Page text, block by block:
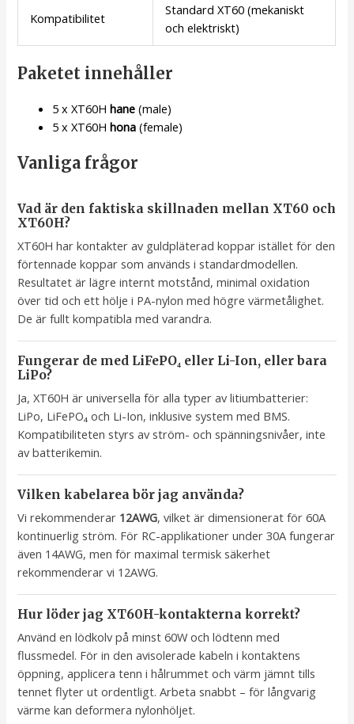
Kompatibilitet
Standard XT60 (mekaniskt
och elektriskt)
Paketet innehåller
5 x XT60Hhane (male)
5 x XT60Hhona (female)
Vanliga frågor
Vad är den faktiska skillnaden mellan XT60 och
XT60H?
XT60H har kontakter av guldpläterad koppar istället för den
förtennade koppar som används i standardmodellen.
Resultatet är lägre internt motstånd, minimal oxidation
över tid och ett hölje i PA-nylon med högre värmetålighet.
De är fullt kompatibla med varandra.
Fungerar de med LiFePO₄ eller Li-Ion, eller bara
LiPo?
Ja, XT60H är universella för alla typer av litiumbatterier:
LiPo, LiFePO₄ och Li-Ion, inklusive system med BMS.
Kompatibiliteten styrs av ström- och spänningsnivåer, inte
av batterikemin.
Vilken kabelarea bör jag använda?
Vi rekommenderar 12AWG, vilket är dimensionerat för 60A
kontinuerlig ström. För RC-applikationer under 30A fungerar
även 14AWG, men för maximal termisk säkerhet
rekommenderar vi 12AWG.
Hur löder jag XT60H-kontakterna korrekt?
Använd en lödkolv på minst 60W och lödtenn med
flussmedel. För in den avisolerade kabeln i kontaktens
öppning, applicera tenn i hålrummet och värm jämnt tills
tennet flyter ut ordentligt. Arbeta snabbt – för långvarig
värme kan deformera nylonhöljet.